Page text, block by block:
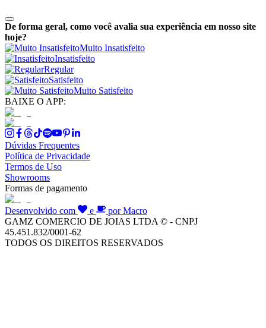
De forma geral, como você avalia sua experiência em nosso site
hoje?
Muito Insatisfeito
Insatisfeito
Regular
Satisfeito
Muito Satisfeito
BAIXE O APP:
Dúvidas Frequentes
Política de Privacidade
Termos de Uso
Showrooms
Formas de pagamento
Desenvolvido com e
por Macro
GAMZ COMERCIO DE JOIAS LTDA © - CNPJ
45.451.832/0001-62
TODOS OS DIREITOS RESERVADOS